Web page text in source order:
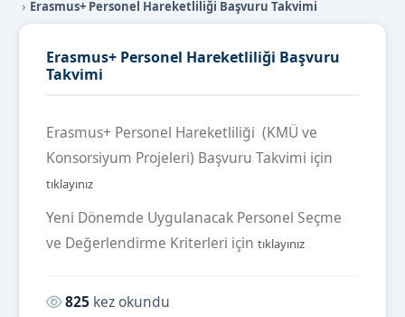
Erasmus+ Personel Hareketliliği Başvuru Takvimi
Erasmus+ Personel Hareketliliği Başvuru
Takvimi
Erasmus+ Personel Hareketliliği (KMÜ ve
Konsorsiyum Projeleri) Başvuru Takvimi için
tıklayınız
Yeni Dönemde Uygulanacak Personel Seçme
ve Değerlendirme Kriterleri için tıklayınız
Okunma sayısı:
825 kez okundu